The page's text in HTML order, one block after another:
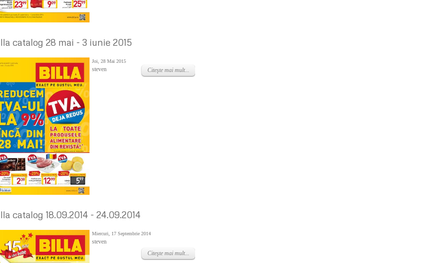
catalog 28 mai - 3 iunie 2015
Joi, 28 Mai 2015
steven Citeşte mai mult...
catalog 18.09.2014 - 24.09.2014
Miercuri, 17 Septembrie 2014
steven
Citeşte mai mult...